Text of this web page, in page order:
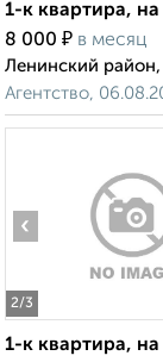
1-к квартира,
8 000 ₽ в месяц
Ленинский
Агентство,
2/3
‹
1-к квартира,